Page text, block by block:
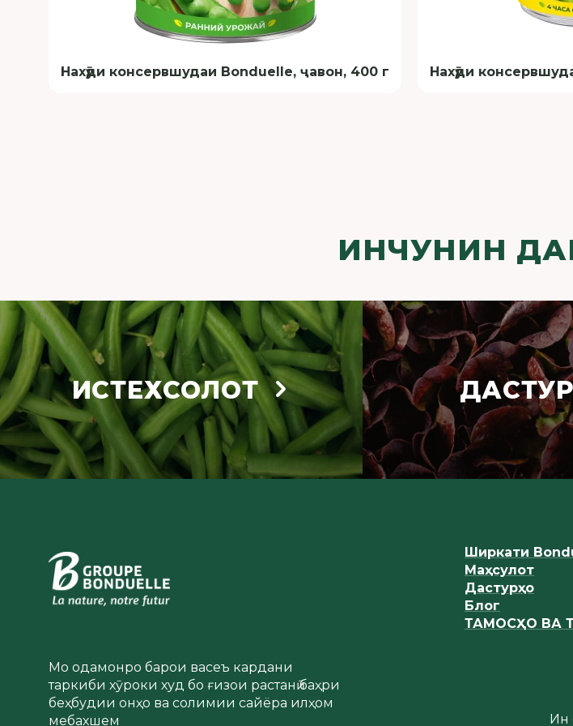
Нахӯди консервшудаи Bonduelle, ҷавон, 400 г Нахӯди
ИНЧУНИН
ИСТЕХСОЛОТ
Мо одамонро барои васеъ кардани
таркиби хӯроки худ бо ғизои растанӣ баҳри
беҳбудии онҳо ва солимии сайёра илҳом
мебахшем
Ширкати
Маҳсулот
Дастурҳо
Блог
ТАМОСҲО ВА
Ин